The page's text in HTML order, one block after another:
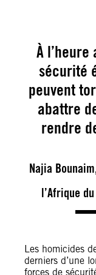
À
sécurité
peuvent
abattre
rendre
Najia
l’Afrique
Les homicides
derniers d’une
forces de